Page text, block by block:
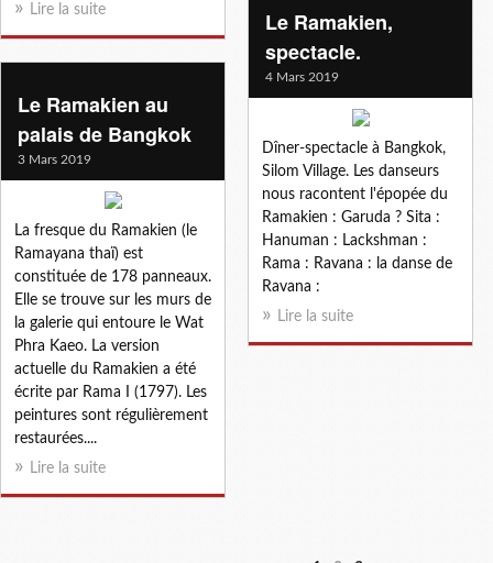
Lire la suite
Le Ramakien,
spectacle.
4 Mars 2019
Dîner-spectacle à Bangkok,
Silom Village. Les danseurs
nous racontent l'épopée du
Ramakien : Garuda ? Sita :
Hanuman : Lackshman :
Rama : Ravana : la danse de
Ravana :
Lire la suite
Le Ramakien au
palais de Bangkok
3 Mars 2019
La fresque du Ramakien (le
Ramayana thaï) est
constituée de 178 panneaux.
Elle se trouve sur les murs de
la galerie qui entoure le Wat
Phra Kaeo. La version
actuelle du Ramakien a été
écrite par Rama I (1797). Les
peintures sont régulièrement
restaurées....
Lire la suite